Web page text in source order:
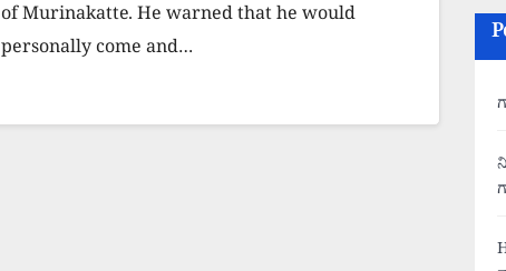
of Murinakatte. He warned that he would
personally come and…